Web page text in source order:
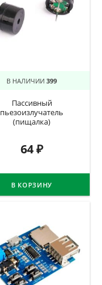
В НАЛИЧИИ 399
Пассивный
пьезоизлучатель
(пищалка)
64₽
В КОРЗИНУ